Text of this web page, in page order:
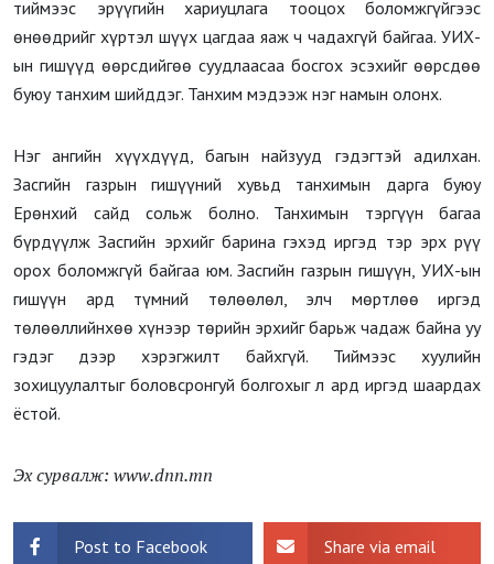
тиймээс эрүүгийн хариуцлага тооцох боломжгүйгээс
өнөөдрийг хүртэл шүүх цагдаа яаж ч чадахгүй байгаа. УИХ-
ын гишүүд өөрсдийгөө суудлаасаа босгох эсэхийг өөрсдөө
буюу танхим шийддэг. Танхим мэдээж нэг намын олонх.
Нэг ангийн хүүхдүүд, багын найзууд гэдэгтэй адилхан.
Засгийн газрын гишүүний хувьд танхимын дарга буюу
Ерөнхий сайд сольж болно. Танхимын тэргүүн багаа
бүрдүүлж Засгийн эрхийг барина гэхэд иргэд тэр эрх рүү
орох боломжгүй байгаа юм. Засгийн газрын гишүүн, УИХ-ын
гишүүн ард түмний төлөөлөл, элч мөртлөө иргэд
төлөөллийнхөө хүнээр төрийн эрхийг барьж чадаж байна уу
гэдэг дээр хэрэгжилт байхгүй. Тиймээс хуулийн
зохицуулалтыг боловсронгуй болгохыг л ард иргэд шаардах
ёстой.
Эх сурвалж: www.dnn.mn
Post to Facebook Share via email